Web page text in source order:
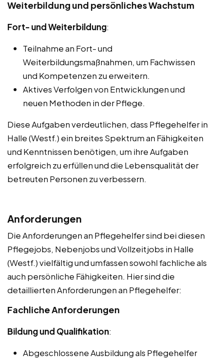
Weiterbildung und persönliches Wachstum
Fort- und Weiterbildung:
Teilnahme an Fort- und
Weiterbildungsmaßnahmen, um Fachwissen
und Kompetenzen zu erweitern.
Aktives Verfolgen von Entwicklungen und
neuen Methoden in der Pflege.
Diese Aufgaben verdeutlichen, dass Pflegehelfer in
Halle (Westf.) ein breites Spektrum an Fähigkeiten
und Kenntnissen benötigen, um ihre Aufgaben
erfolgreich zu erfüllen und die Lebensqualität der
betreuten Personen zu verbessern.
Anforderungen
Die Anforderungen an Pflegehelfer sind bei diesen
Pflegejobs, Nebenjobs und Vollzeitjobs in Halle
(Westf.) vielfältig und umfassen sowohl fachliche als
auch persönliche Fähigkeiten. Hier sind die
detaillierten Anforderungen an Pflegehelfer:
Fachliche Anforderungen
Bildung und Qualifikation:
Abgeschlossene Ausbildung als Pflegehelfer